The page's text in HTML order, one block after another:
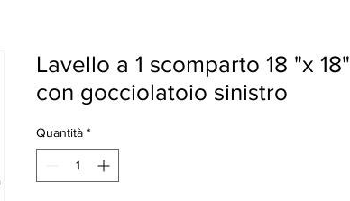
Lavello a 1 scomparto 18 "x 18"
con gocciolatoio sinistro
Quantità *